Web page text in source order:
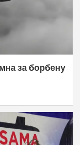
за борбену